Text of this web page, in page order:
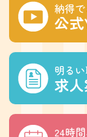
納得
公
明る
求
24時